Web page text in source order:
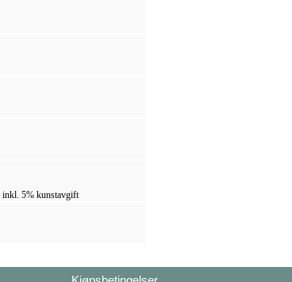
inkl. 5% kunstavgift